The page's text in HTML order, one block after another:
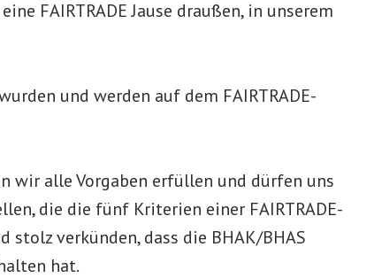
FAIRTRADE Jause draußen, in unserem
und werden auf dem FAIRTRADE-
wir alle Vorgaben erfüllen und dürfen uns
die die fünf Kriterien einer FAIRTRADE-
verkünden, dass die BHAK/BHAS
hat.